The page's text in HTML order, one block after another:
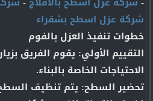
شركة عزل اسطح بشقراء
خطوات تنفيذ العزل بالفوم
التقييم الأولي: يقوم الفريق
الاحتياجات الخاصة بالبناء.
تحضير السطح: يتم تنظيف